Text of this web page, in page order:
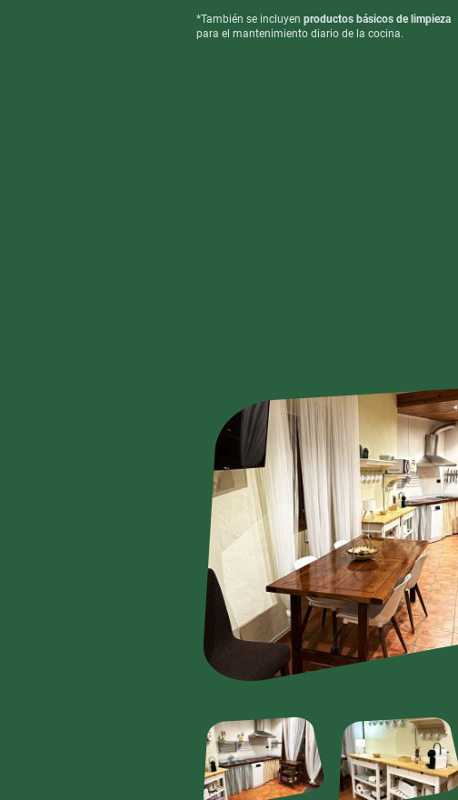
*También se incluyen productos básicos de limpieza
para el mantenimiento diario de la cocina.